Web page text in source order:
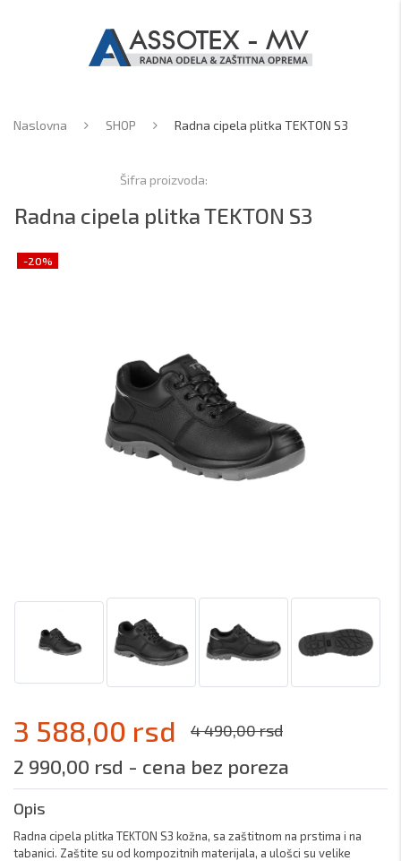
Naslovna SHOP Radna cipela plitka TEKTON S3
Šifra proizvoda:
Radna cipela plitka TEKTON S3
-20%
3 588,00 rsd 4 490,00 rsd
2 990,00 rsd - cena bez poreza
Opis
Radna cipela plitka TEKTON S3 kožna, sa zaštitnom na prstima i na
tabanici. Zaštite su od kompozitnih materijala, a ulošci su velike